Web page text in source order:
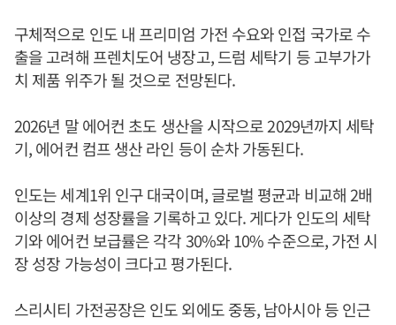
구체적으로 인도 내 프리미엄 가전 수요와 인접 국가로 수
출을 고려해 프렌치도어 냉장고, 드럼 세탁기 등 고부가가
치 제품 위주가 될 것으로 전망된다.
2026년 말 에어컨 초도 생산을 시작으로 2029년까지 세탁
기, 에어컨 컴프 생산 라인 등이 순차 가동된다.
인도는 세계1위 인구 대국이며, 글로벌 평균과 비교해 2배
이상의 경제 성장률을 기록하고 있다. 게다가 인도의 세탁
기와 에어컨 보급률은 각각 30%와 10% 수준으로, 가전 시
장 성장 가능성이 크다고 평가된다.
스리시티 가전공장은 인도 외에도 중동, 남아시아 등 인근